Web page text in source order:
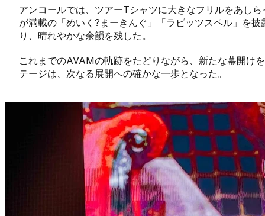
アンコールでは、ツアーTシャツに大きなフリルをあし
が満載の「めいく?まーきんぐ」「ラビッツスペル」を
り、晴れやかな余韻を残した。
これまでのAVAMの軌跡をたどりながら、新たな幕開け
テージは、次なる展開への確かな一歩となった。